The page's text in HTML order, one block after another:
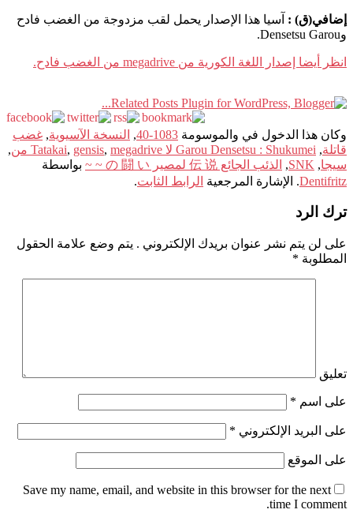
إضافي(ق) : آسيا هذا الإصدار يحمل لقب مزدوجة من الغضب فادح
وDensetsu Garou.
انظر أيضا إصدار اللغة الكورية من megadrive من الغضب فادح.
وكان هذا الدخول في والموسومة 1083-40
, النسخة الآسيوية, غضب
قاتلة, Garou Densetsu : Shukumei لا Tatakai , gensis, megadrive من
,
سيجا,
SNK
, الذئب الجائع 伝 说 لمصير の 闘 い ~ ~
بواسطة
Dentifritz. الإشارة المرجعية الرابط الثابت.
ترك الرد
على لن يتم نشر عنوان بريدك الإلكتروني . يتم وضع علامة الحقول
المطلوبة *
تعليق
على اسم *
على البريد الإلكتروني *
على الموقع
Save my name, email, and website in this browser for the next
time I comment.